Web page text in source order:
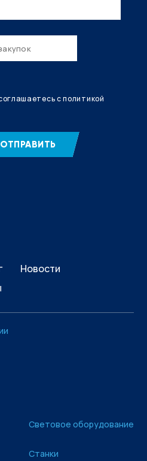
с политикой
ОТПРАВИТЬ
Новости
Световое оборудование
Станки